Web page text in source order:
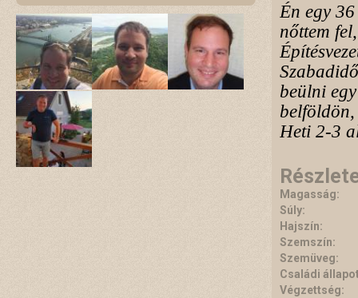
Én egy
nőttem
beülni
Heti 2-3
Magasság:
Súly:
Hajszín:
Szemszín:
Szemüveg:
Családi
Végzettség: